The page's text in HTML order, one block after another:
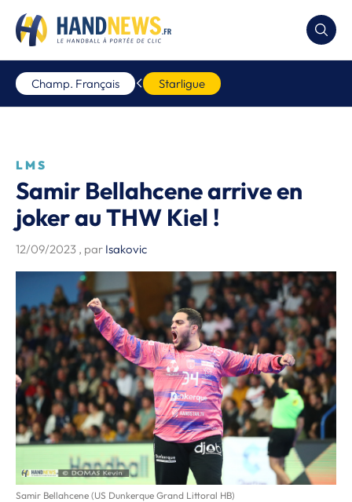
Champ. Français Starligue
LMS
Samir Bellahcene arrive en
joker au THW Kiel !
12/09/2023 , par Isakovic
Samir Bellahcene (US Dunkerque Grand Littoral HB)